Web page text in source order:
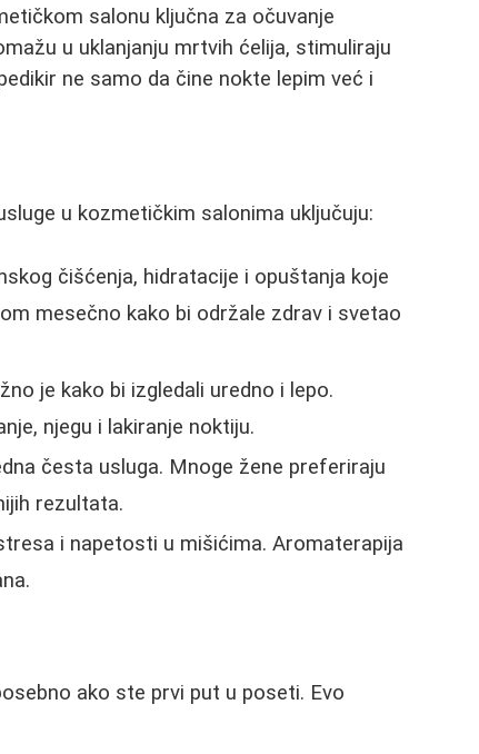
salonu ključna za očuvanje
u uklanjanju mrtvih ćelija, stimuliraju
ne samo da čine nokte lepim već i
u kozmetičkim salonima uključuju:
čišćenja, hidratacije i opuštanja koje
mesečno kako bi održale zdrav i svetao
je kako bi izgledali uredno i lepo.
njegu i lakiranje noktiju.
česta usluga. Mnoge žene preferiraju
rezultata.
i napetosti u mišićima. Aromaterapija
ako ste prvi put u poseti. Evo